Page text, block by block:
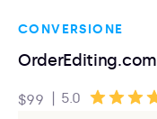
CONVERSIONE
OrderEditing.com
$99 | 5.0